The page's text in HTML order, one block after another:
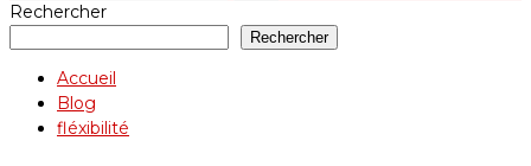
Rechercher
Rechercher
Accueil
Blog
fléxibilité